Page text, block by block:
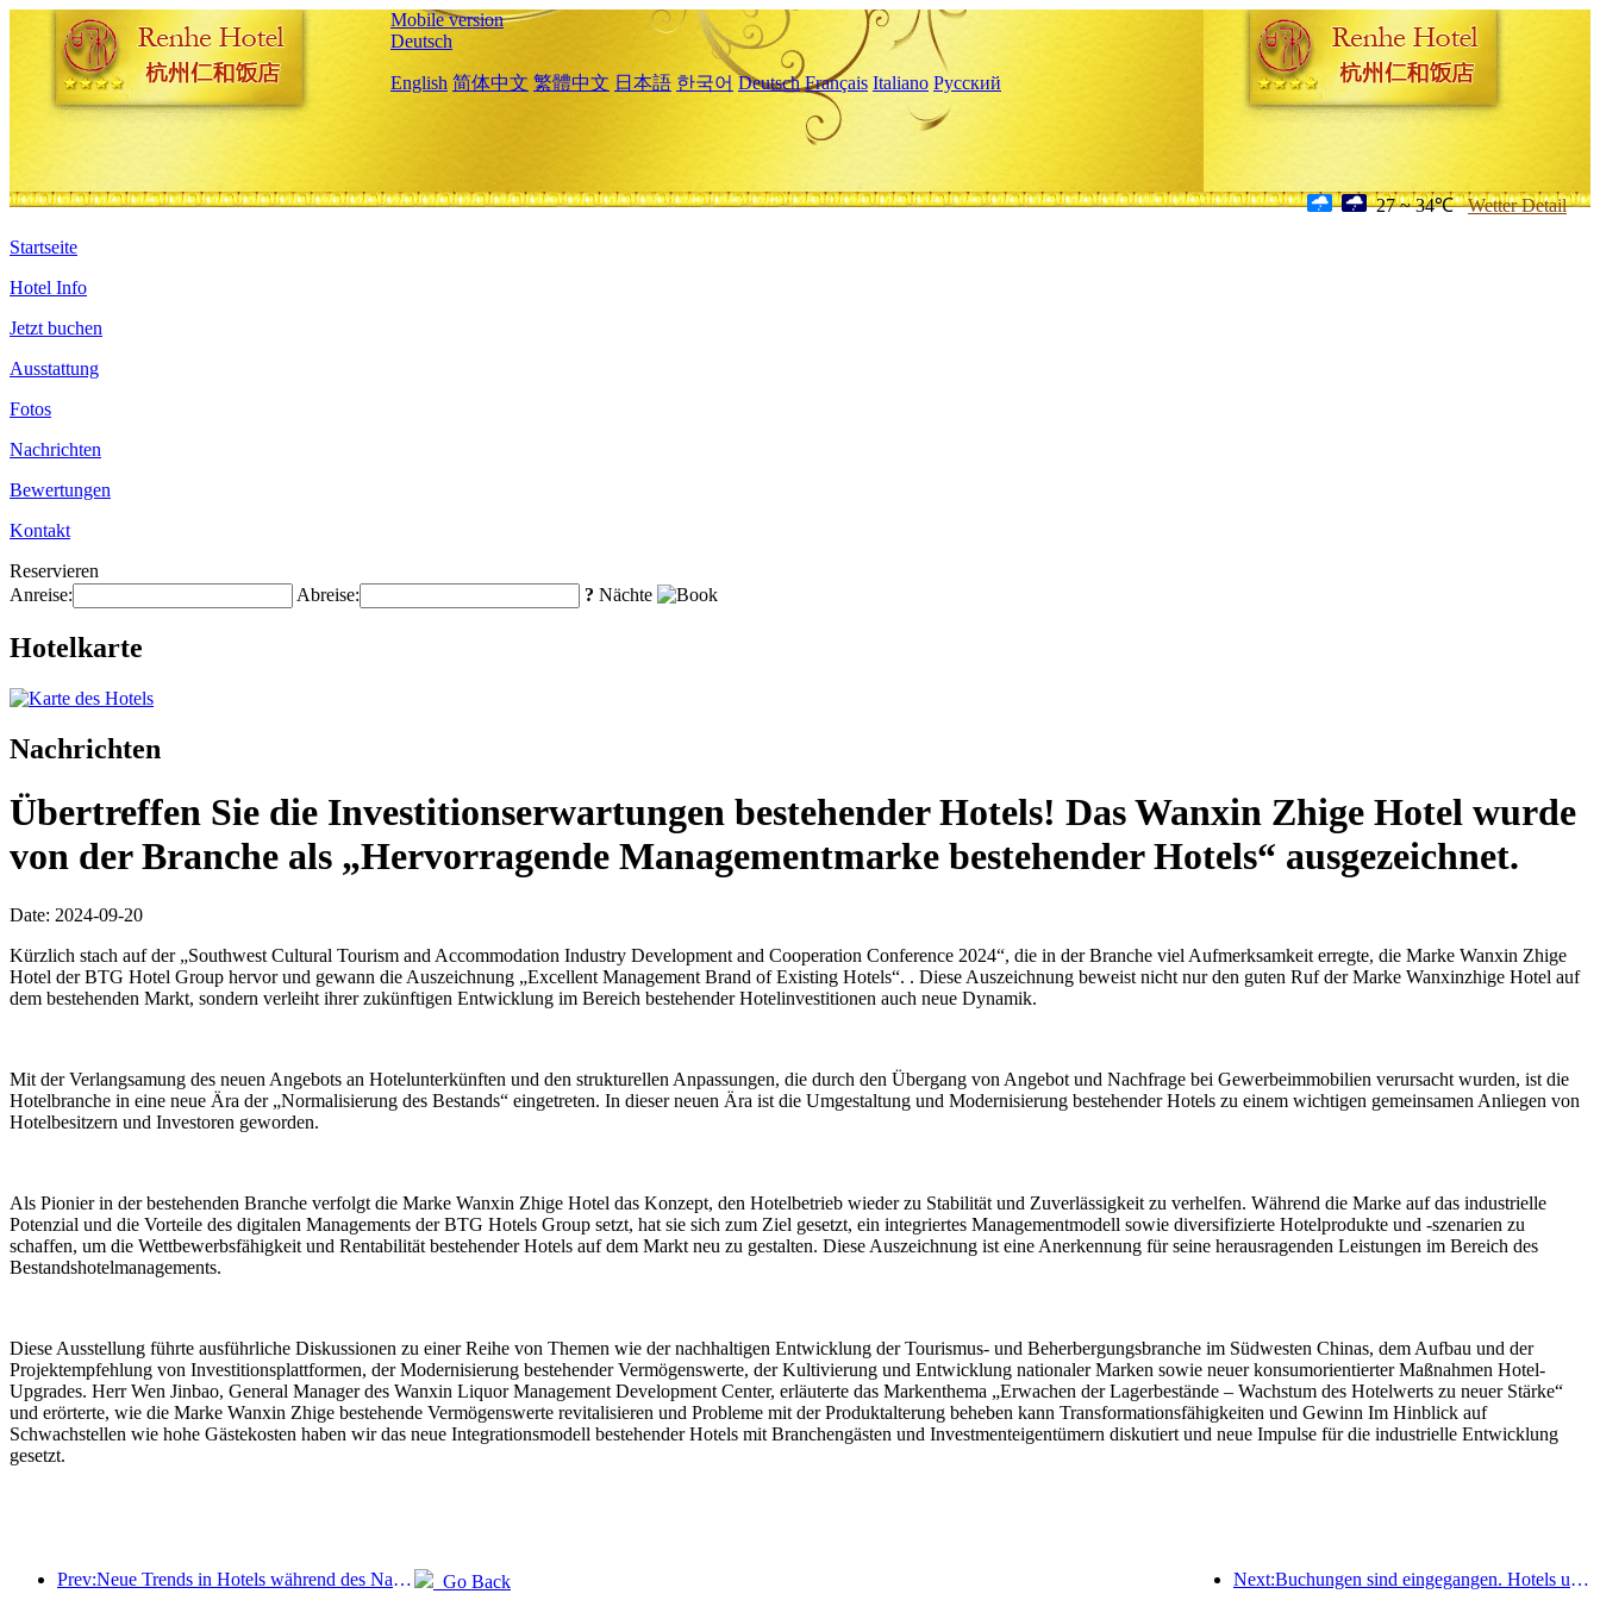
Mobile version
Deutsch
English 简体中文 繁體中文 日本語 한국어 Deutsch Français Italiano Русский
27 ~ 34℃ Wetter Detail
Startseite
Hotel Info
Jetzt buchen
Ausstattung
Fotos
Nachrichten
Bewertungen
Kontakt
Reservieren
Anreise:
Abreise: ? Nächte
Hotelkarte
Nachrichten
Übertreffen Sie die Investitionserwartungen bestehender Hotels! Das Wanxin Zhige Hotel wurde
von der Branche als „Hervorragende Managementmarke bestehender Hotels“ ausgezeichnet.
Date: 2024-09-20
Kürzlich stach auf der „Southwest Cultural Tourism and Accommodation Industry Development and Cooperation Conference 2024“, die in der Branche viel Aufmerksamkeit erregte, die Marke Wanxin Zhige
Hotel der BTG Hotel Group hervor und gewann die Auszeichnung „Excellent Management Brand of Existing Hotels“. . Diese Auszeichnung beweist nicht nur den guten Ruf der Marke Wanxinzhige Hotel auf
dem bestehenden Markt, sondern verleiht ihrer zukünftigen Entwicklung im Bereich bestehender Hotelinvestitionen auch neue Dynamik.
Mit der Verlangsamung des neuen Angebots an Hotelunterkünften und den strukturellen Anpassungen, die durch den Übergang von Angebot und Nachfrage bei Gewerbeimmobilien verursacht wurden, ist die
Hotelbranche in eine neue Ära der „Normalisierung des Bestands“ eingetreten. In dieser neuen Ära ist die Umgestaltung und Modernisierung bestehender Hotels zu einem wichtigen gemeinsamen Anliegen von
Hotelbesitzern und Investoren geworden.
Als Pionier in der bestehenden Branche verfolgt die Marke Wanxin Zhige Hotel das Konzept, den Hotelbetrieb wieder zu Stabilität und Zuverlässigkeit zu verhelfen. Während die Marke auf das industrielle
Potenzial und die Vorteile des digitalen Managements der BTG Hotels Group setzt, hat sie sich zum Ziel gesetzt, ein integriertes Managementmodell sowie diversifizierte Hotelprodukte und -szenarien zu
schaffen, um die Wettbewerbsfähigkeit und Rentabilität bestehender Hotels auf dem Markt neu zu gestalten. Diese Auszeichnung ist eine Anerkennung für seine herausragenden Leistungen im Bereich des
Bestandshotelmanagements.
Diese Ausstellung führte ausführliche Diskussionen zu einer Reihe von Themen wie der nachhaltigen Entwicklung der Tourismus- und Beherbergungsbranche im Südwesten Chinas, dem Aufbau und der
Projektempfehlung von Investitionsplattformen, der Modernisierung bestehender Vermögenswerte, der Kultivierung und Entwicklung nationaler Marken sowie neuer konsumorientierter Maßnahmen Hotel-
Upgrades. Herr Wen Jinbao, General Manager des Wanxin Liquor Management Development Center, erläuterte das Markenthema „Erwachen der Lagerbestände – Wachstum des Hotelwerts zu neuer Stärke“
und erörterte, wie die Marke Wanxin Zhige bestehende Vermögenswerte revitalisieren und Probleme mit der Produktalterung beheben kann Transformationsfähigkeiten und Gewinn Im Hinblick auf
Schwachstellen wie hohe Gästekosten haben wir das neue Integrationsmodell bestehender Hotels mit Branchengästen und Investmenteigentümern diskutiert und neue Impulse für die industrielle Entwicklung
gesetzt.
Prev:Neue Trends in Hotels während des Nationalfeiertags 2024: Nach 2000 tragen Menschen Hanfu und übernachten im „State Guesthouse“, um Tee zu trinken und Kalligraphie zu lernen, um kulturelles Selbstvertrauen zu demonstrieren Next:Buchungen sind eingegangen. Hotels und B&B-Händler sind bei Buchungen gleichermaßen beliebt. Die durchschnittlichen Buchungsraten zum Nationalfeiertag liegen bei 24,97 % bzw. 24,49 %.
Go Back